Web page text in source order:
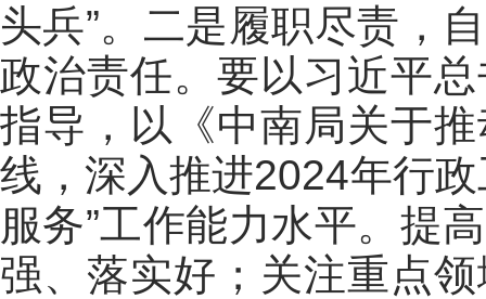
头兵”。二是履职尽责，
政治责任。要以习近平
指导，以《中南局关于
线，深入推进2024年行
服务”工作能力水平。提
强、落实好；关注重点